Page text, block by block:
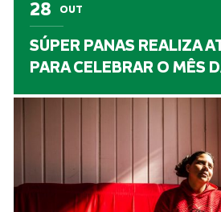
28 OUT
SÚPER PANAS REALIZA
PARA CELEBRAR O MÊS